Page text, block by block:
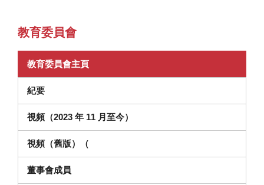
教育委員會
教育委員會主頁
紀要
視頻（2023 年 11 月至今）
視頻（舊版）（
董事會成員